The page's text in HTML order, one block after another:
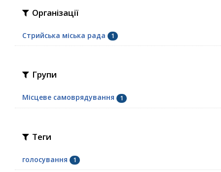
Організації
Стрийська міська рада 1
Групи
Місцеве самоврядування 1
Теги
голосування 1